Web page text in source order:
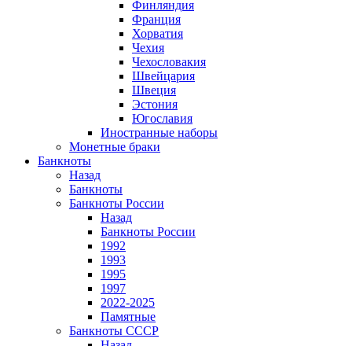
Финляндия
Франция
Хорватия
Чехия
Чехословакия
Швейцария
Швеция
Эстония
Югославия
Иностранные наборы
Монетные браки
Банкноты
Назад
Банкноты
Банкноты России
Назад
Банкноты России
1992
1993
1995
1997
2022-2025
Памятные
Банкноты СССР